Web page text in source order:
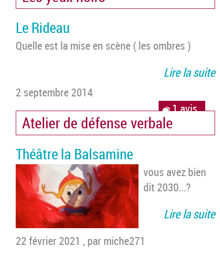
Le Rideau
Quelle est la mise en scène ( les ombres )
Lire la suite
2 septembre 2014
1 avis
Atelier de défense verbale
Théâtre la Balsamine
vous avez bien
dit 2030...?
Lire la suite
22 février 2021 , par miche271